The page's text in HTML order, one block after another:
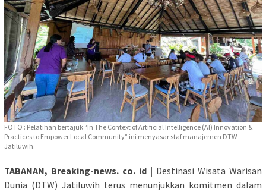
FOTO : Pelatihan bertajuk “In The Context of Artificial Intelligence (AI) Innovation &
Practices to Empower Local Community” ini menyasar staf manajemen DTW
Jatiluwih.
TABANAN, Breaking-news. co. id | Destinasi Wisata Warisan
Dunia (DTW) Jatiluwih terus menunjukkan komitmen dalam